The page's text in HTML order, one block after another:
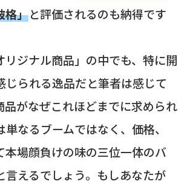
格」と評価されるのも納得です
リジナル商品」の中でも、特に開
じられる逸品だと筆者は感じて
品がなぜこれほどまでに求められ
なるブームではなく、価格、
本場顔負けの味の三位一体のバ
言えるでしょう。もしあなたが